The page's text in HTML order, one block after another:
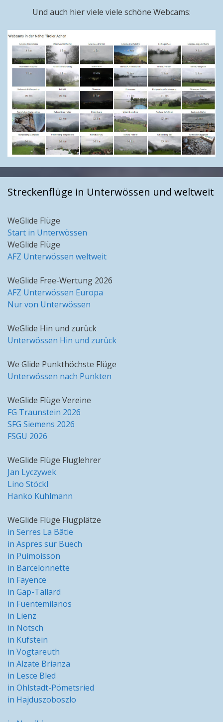
Und auch hier viele viele schöne Webcams:
Streckenflüge in Unterwössen und weltweit
WeGlide Flüge
Start in Unterwössen
WeGlide Flüge
AFZ Unterwössen weltweit
WeGlide Free-Wertung 2026
AFZ Unterwössen Europa
Nur von Unterwössen
WeGlide Hin und zurück
Unterwössen Hin und zurück
We Glide Punkthöchste Flüge
Unterwössen nach Punkten
WeGlide Flüge Vereine
FG Traunstein 2026
SFG Siemens 2026
FSGU 2026
WeGlide Flüge Fluglehrer
Jan Lyczywek
Lino Stöckl
Hanko Kuhlmann
WeGlide Flüge Flugplätze
in Serres La Bâtie
in Aspres sur Buech
in Puimoisson
in Barcelonnette
in Fayence
in Gap-Tallard
in Fuentemilanos
in Lienz
in Nötsch
in Kufstein
in Vogtareuth
in Alzate Brianza
in Lesce Bled
in Ohlstadt-Pömetsried
in Hajduszoboszlo